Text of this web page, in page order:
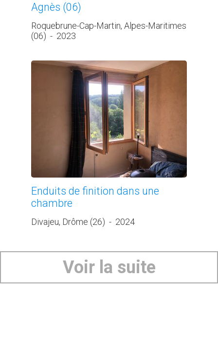
Agnès (06)
Roquebrune-Cap-Martin, Alpes-Maritimes
(06) - 2023
Enduits de finition dans une
chambre
Divajeu, Drôme (26) - 2024
Voir la suite